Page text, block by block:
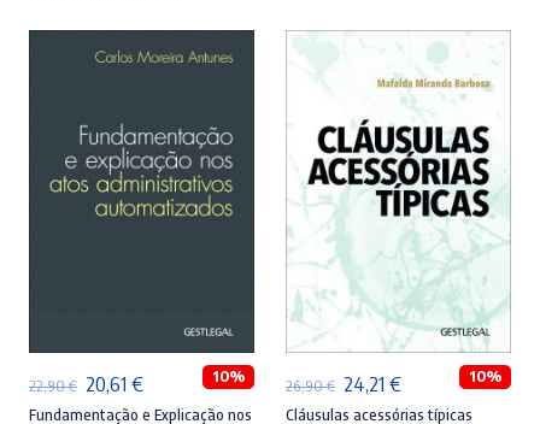
22,90€ O
preço
20,61 €O
preço
10%
Fundamentação e Explicação nos
ADICIONAR
26,90€ O
preço
24,21 €O
preço
10%
Cláusulas acessórias típicas